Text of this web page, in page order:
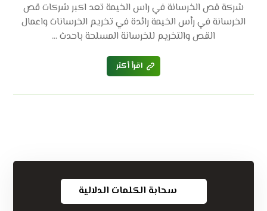
شركة قص الخرسانة في راس الخيمة تعد اكبر شركات قص
الخرسانة في رأس الخيمة رائدة في تخريم الخرسانات واعمال
القص والتخريم للخرسانة المسلحة باحدث ...
اقرأ أكثر
سحابة الكلمات الدلالية